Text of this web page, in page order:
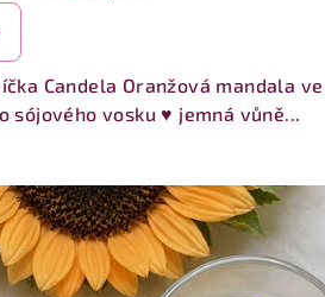
Candela Oranžová mandala
sójového vosku ♥ jemná vůně...